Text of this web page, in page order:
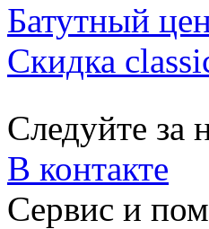
Батутный
Скидка
Следуйте за
В контакте
Сервис и